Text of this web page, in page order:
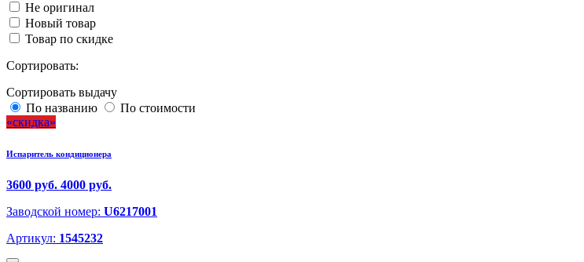
Не оригинал
Новый товар
Товар по скидке
Сортировать:
Сортировать выдачу
По названию
По стоимости
скидка
Испаритель кондиционера
3600 руб. 4000 руб.
Заводской номер: U6217001
Артикул: 1545232